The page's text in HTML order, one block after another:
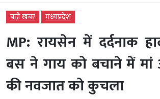
बड़ी खबर मध्‍यप्रदेश
MP: रायसेन में दर्दनाक
बस ने गाय को बचाने में मां
की नवजात को कुचला